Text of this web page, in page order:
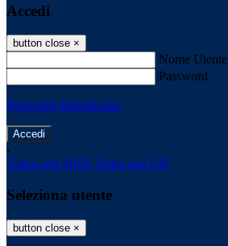
Accedi
button close ×
Nome Utente
Password
Password dimenticata?
-
Entra con SPID Entra con CIE
Seleziona utente
button close ×